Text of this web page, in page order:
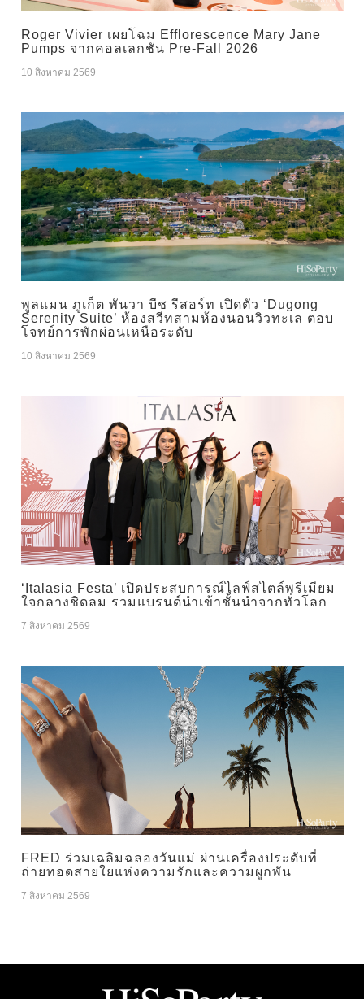
Roger Vivier เผยโฉม Efflorescence Mary Jane
Pumps จากคอลเลกชัน Pre-Fall 2026
10 สิงหาคม 2569
พูลแมน ภูเก็ต พันวา บีช รีสอร์ท เปิดตัว ‘Dugong
Serenity Suite’ ห้องสวีทสามห้องนอนวิวทะเล ตอบ
โจทย์การพักผ่อนเหนือระดับ
10 สิงหาคม 2569
‘Italasia Festa’ เปิดประสบการณ์ไลฟ์สไตล์พรีเมียม
ใจกลางชิดลม รวมแบรนด์นำเข้าชั้นนำจากทั่วโลก
7 สิงหาคม 2569
FRED ร่วมเฉลิมฉลองวันแม่ ผ่านเครื่องประดับที่
ถ่ายทอดสายใยแห่งความรักและความผูกพัน
7 สิงหาคม 2569